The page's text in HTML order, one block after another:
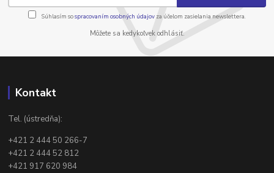
Súhlasím sospracovaním osobných údajov za účelom zasielania newslettera.
Môžete sa kedykoľvek odhlásiť.
Kontakt
Tel. (ústredňa):
+421 2 444 50 266-7
+421 2 444 52 812
+421 917 620 984